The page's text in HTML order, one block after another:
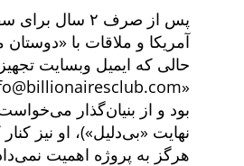
پس از صرف ۲ سال
آمریکا و ملاقات با
دوستان
حالی که ایمیل وبسایت
بود و از بنیان‌گذار
نهایت
بی‌دلیل )، او نیز
هرگز به پروژه اهمیت